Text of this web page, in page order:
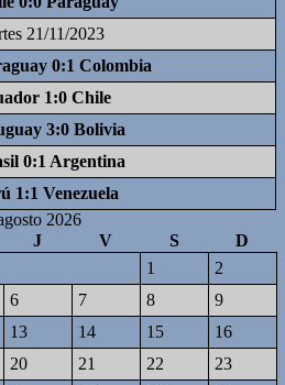
21/11/2023
0:1 Colombia
1:0 Chile
3:0 Bolivia
0:1 Argentina
1:1 Venezuela
2026
J V S
D
1
2
6 7 8
9
13 14 15
16
20 21 22
23